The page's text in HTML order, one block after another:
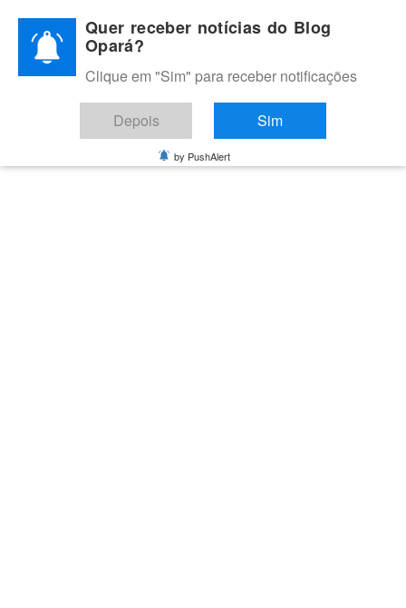
content
BLOG OPARÁ
Melhores notícias de Juazeiro, Petrolina e do Vale do São
Francisco
Quer receber notícias do Blog
Opará?
Clique em "Sim" para receber notificações
Depois Sim
by PushAlert